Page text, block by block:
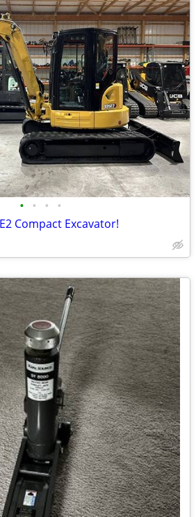
• • • •
Compact Excavator!